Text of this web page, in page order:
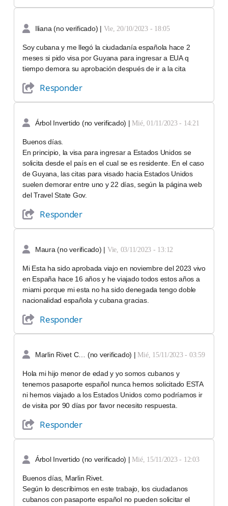
Iliana (no verificado) Vie, 20/10/2023 - 18:05
Soy cubana y me llegó la ciudadanía española hace 2
meses si pido visa por Guyana para ingresar a EUA q
tiempo demora su aprobación después de ir a la cita
Responder
Árbol Invertido (no verificado) Mié, 01/11/2023 - 14:21
Buenos días.
En principio, la visa para ingresar a Estados Unidos se
solicita desde el país en el cual se es residente. En el caso
de Guyana, las citas para visado hacia Estados Unidos
suelen demorar entre uno y 22 días, según la página web
del Travel State Gov.
Responder
Maura (no verificado) Vie, 03/11/2023 - 13:12
Mi Esta ha sido aprobada viajo en noviembre del 2023 vivo
en España hace 16 años y he viajado todos estos años a
miami porque mi esta no ha sido denegada tengo doble
nacionalidad española y cubana gracias.
Responder
Marlin Rivet C… (no verificado) | Mié, 15/11/2023 - 03:59
Hola mi hijo menor de edad y yo somos cubanos y
tenemos pasaporte español nunca hemos solicitado ESTA
ni hemos viajado a los Estados Unidos como podríamos ir
de visita por 90 días por favor necesito respuesta.
Responder
Árbol Invertido (no verificado) Mié, 15/11/2023 - 12:03
Buenos días, Marlin Rivet.
Según lo describimos en este trabajo, los ciudadanos
cubanos con pasaporte español no pueden solicitar el